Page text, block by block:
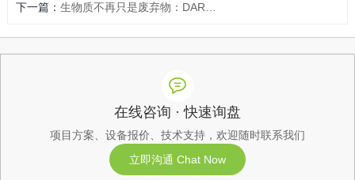
下一篇： 生物质不再只是废弃物：DARPA 最新项目将木质素转化为战略资源
在线咨询 · 快速询盘
项目方案、设备报价、技术支持，欢迎随时联系我们
立即沟通 Chat Now